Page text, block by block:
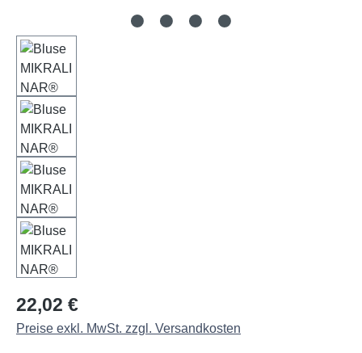
Regulärer Preis:
22,02 €
Preise exkl. MwSt. zzgl. Versandkosten